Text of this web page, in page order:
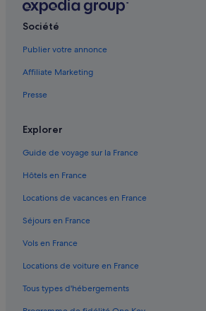
Saint-Germain-Des-Prés : hôtels 5 étoiles
6e arrondissement : hôtels
7e arrondissement : hôtels Hôtels avec spa
Centre-Ville de Paris : hôtels
Champs-Élysées : hôtels
Conciergerie : hôtels à proximité
Région Île-de-France : hôtels Hôtels avec
Société
Publier votre annonce
Affiliate Marketing
Presse
Explorer
Guide de voyage sur la France
Hôtels en France
Locations de vacances en France
Séjours en France
Vols en France
Locations de voiture en France
Tous types d'hébergements